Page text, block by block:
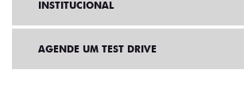
INSTITUCIONAL
AGENDE UM TEST DRIVE